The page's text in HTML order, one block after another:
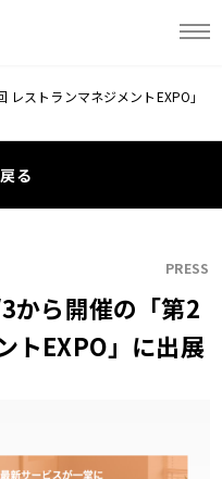
ストランマネジメントEXPO」
る
PRESS
から開催の「第2
トEXPO」に出展